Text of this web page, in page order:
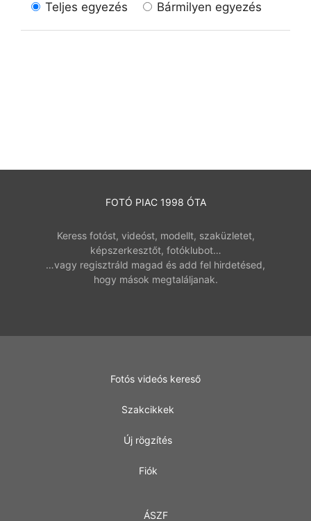
Teljes egyezés Bármilyen egyezés
FOTÓ PIAC 1998 ÓTA
Keress fotóst, videóst, modellt, szaküzletet,
képszerkesztőt, fotóklubot…
…vagy regisztráld magad és add fel hirdetésed,
hogy mások megtaláljanak.
Fotós videós kereső
Szakcikkek
Új rögzítés
Fiók
ÁSZF